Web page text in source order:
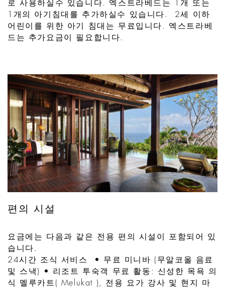
로 사용하실수 있습니다. 엑스트라베드는 1개 또는
1개의 아기침대를 추가하실수 있습니다. 2세 이하
어린이를 위한 아기 침대는 무료입니다. 엑스트라베
드는 추가요금이 필요합니다.
편의 시설
요금에는 다음과 같은 전용 편의 시설이 포함되어 있
습니다.
24시간 조식 서비스 • 무료 미니바 (무알코올 음료
및 스낵) • 리조트 투숙객 무료 활동: 신성한 목욕 의
식 멜루카트( Melukat ), 전용 요가 강사 및 현지 마